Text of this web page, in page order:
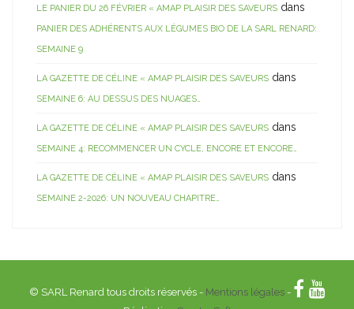
LE PANIER DU 26 FÉVRIER « AMAP PLAISIR DES SAVEURS dans
PANIER DES ADHÉRENTS AUX LÉGUMES BIO DE LA SARL RENARD:
SEMAINE 9
LA GAZETTE DE CÉLINE « AMAP PLAISIR DES SAVEURS dans
SEMAINE 6: AU DESSUS DES NUAGES…
LA GAZETTE DE CÉLINE « AMAP PLAISIR DES SAVEURS dans
SEMAINE 4: RECOMMENCER UN CYCLE, ENCORE ET ENCORE…
LA GAZETTE DE CÉLINE « AMAP PLAISIR DES SAVEURS dans
SEMAINE 2-2026: UN NOUVEAU CHAPITRE…
© SARL Renard tous droits réservés - Mentions légales-